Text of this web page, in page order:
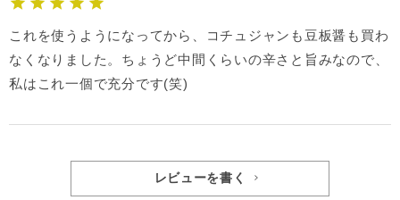
これを使うようになってから、コチュジャンも豆板醤も買わ
なくなりました。ちょうど中間くらいの辛さと旨みなので、
私はこれ一個で充分です(笑)
レビューを書く